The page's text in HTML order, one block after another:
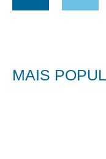
MAIS